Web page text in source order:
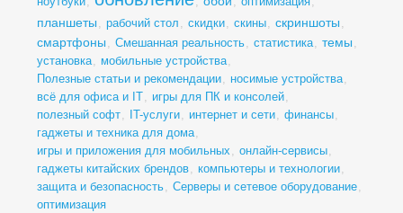
планшеты , рабочий стол , скидки, скины, скриншоты ,
смартфоны , Смешанная реальность, статистика, темы ,
установка, мобильные устройства,
Полезные статьи и рекомендации, носимые устройства,
всё для офиса и IT, игры для ПК и консолей,
полезный софт, IT-услуги, интернет и сети, финансы,
гаджеты и техника для дома,
игры и приложения для мобильных , онлайн-сервисы,
гаджеты китайских брендов, компьютеры и технологии,
защита и безопасность, Серверы и сетевое оборудование,
оптимизация